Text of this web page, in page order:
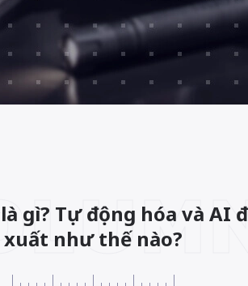
gì? Tự động hóa và AI
xuất như thế nào?